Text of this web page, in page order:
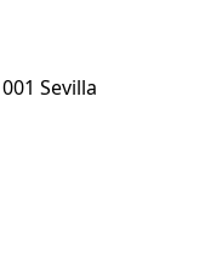
Sevilla